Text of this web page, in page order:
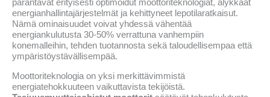
parantavat erityisesti optimoidut moottoriteknologiat, älykkäät
energianhallintajärjestelmät ja kehittyneet lepotilaratkaisut.
Nämä ominaisuudet voivat yhdessä vähentää
energiankulutusta 30-50% verrattuna vanhempiin
konemalleihin, tehden tuotannosta sekä taloudellisempaa että
ympäristöystävällisempää.
Moottoriteknologia on yksi merkittävimmistä
energiatehokkuuteen vaikuttavista tekijöistä.